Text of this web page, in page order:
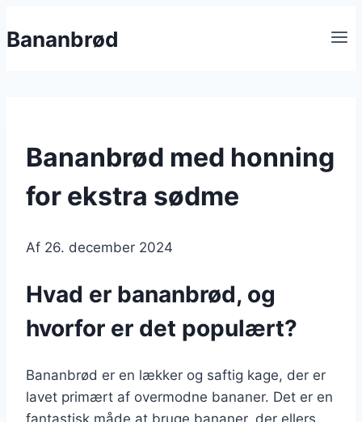
til
Bananbrød
Bananbrød med honning
for ekstra sødme
Af 26. december 2024
Hvad er bananbrød, og
hvorfor er det populært?
Bananbrød er en lækker og saftig kage, der er
lavet primært af overmodne bananer. Det er en
fantastisk måde at bruge bananer, der ellers